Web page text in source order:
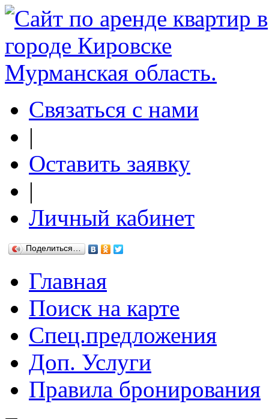
Связаться с нами
|
Оставить заявку
|
Личный кабинет
Поделиться…
Главная
Поиск на карте
Спец.предложения
Доп. Услуги
Правила бронирования